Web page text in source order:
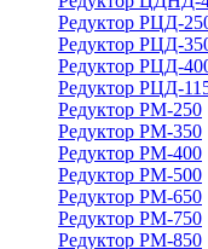
Редуктор РЦД-
Редуктор РЦД-
Редуктор РЦД-
Редуктор РЦД-
Редуктор РМ-250
Редуктор РМ-350
Редуктор РМ-400
Редуктор РМ-500
Редуктор РМ-650
Редуктор РМ-750
Редуктор РМ-850